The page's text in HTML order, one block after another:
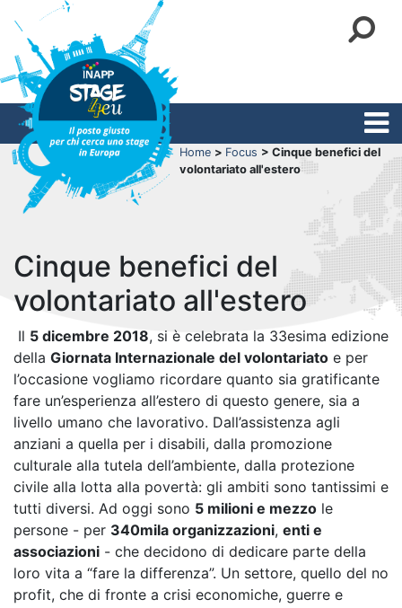
Home > Focus > Cinque benefici del
volontariato all'estero
Cinque benefici del
volontariato all'estero
Il 5 dicembre 2018, si è celebrata la 33esima edizione
della Giornata Internazionale del volontariato e per
l’occasione vogliamo ricordare quanto sia gratificante
fare un’esperienza all’estero di questo genere, sia a
livello umano che lavorativo. Dall’assistenza agli
anziani a quella per i disabili, dalla promozione
culturale alla tutela dell’ambiente, dalla protezione
civile alla lotta alla povertà: gli ambiti sono tantissimi e
tutti diversi. Ad oggi sono 5 milioni e mezzo le
persone - per 340mila organizzazioni, enti e
associazioni - che decidono di dedicare parte della
loro vita a “fare la differenza”. Un settore, quello del no
profit, che di fronte a crisi economiche, guerre e